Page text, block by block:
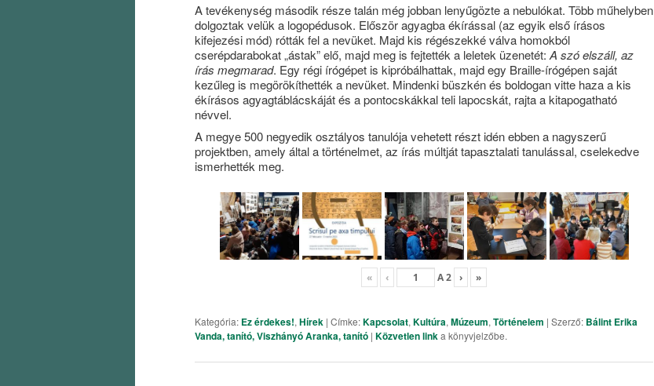
A tevékenység második része talán még jobban lenyűgözte a nebulókat. Több műhelyben
dolgoztak velük a logopédusok. Először agyagba ékírással (az egyik első írásos
kifejezési mód) rótták fel a nevüket. Majd kis régészekké válva homokból
cserépdarabokat „ástak” elő, majd meg is fejtették a leletek üzenetét: A szó elszáll, az
írás megmarad. Egy régi írógépet is kipróbálhattak, majd egy Braille-írógépen saját
kezűleg is megörökíthették a nevüket. Mindenki büszkén és boldogan vitte haza a kis
ékírásos agyagtáblácskáját és a pontocskákkal teli lapocskát, rajta a kitapogatható
névvel.
A megye 500 negyedik osztályos tanulója vehetett részt idén ebben a nagyszerű
projektben, amely által a történelmet, az írás múltját tapasztalati tanulással, cselekedve
ismerhették meg.
« ‹ A2 › »
Kategória: Ez érdekes!, Hírek | Címke:Kapcsolat, Kultúra, Múzeum, Történelem | Szerző: Bálint Erika
Vanda, tanító, Viszhányó Aranka, tanító | Közvetlen linka könyvjelzőbe.